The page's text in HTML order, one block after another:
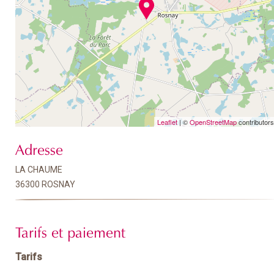
Leaflet | ©OpenStreetMapcontributors
Adresse
LA CHAUME
36300 ROSNAY
Tarifs et paiement
Tarifs